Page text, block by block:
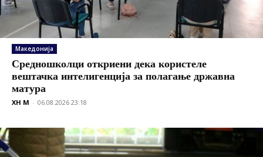
Македонија
Средношколци откриени дека користеле
вештачка интелигенција за полагање државна
матура
XH M - 06.08.2026 23:18